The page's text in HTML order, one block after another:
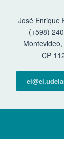
José Enrique
(+598)
CP